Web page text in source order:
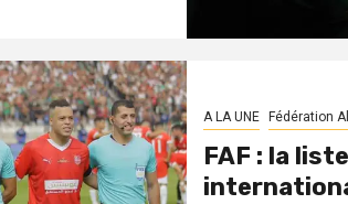
A LA UNE Fédération
FAF : la